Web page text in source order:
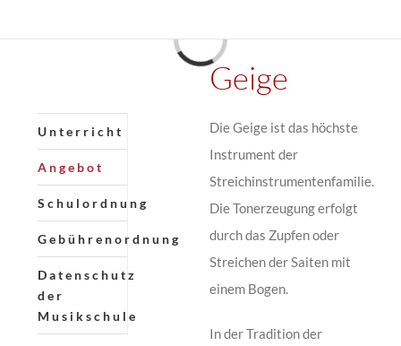
Laden...
Geige
Die Geige ist das höchste
Instrument der
Streichinstrumentenfamilie.
Die Tonerzeugung erfolgt
durch das Zupfen oder
Streichen der Saiten mit
einem Bogen.
In der Tradition der
Unterricht
Angebot
Schulordnung
Gebührenordnung
Datenschutz
der
Musikschule